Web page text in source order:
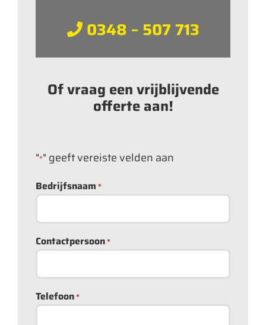
0348 – 507 713
Of vraag een vrijblijvende
offerte aan!
"*" geeft vereiste velden aan
Bedrijfsnaam *
Contactpersoon*
Telefoon*